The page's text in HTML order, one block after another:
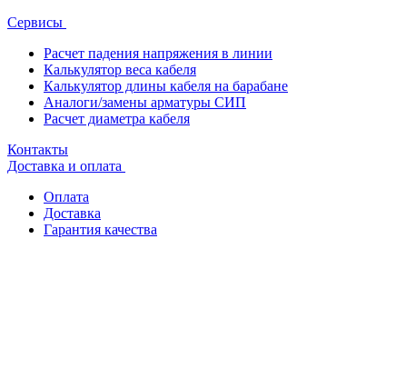
Сервисы
Расчет падения напряжения в линии
Калькулятор веса кабеля
Калькулятор длины кабеля на барабане
Аналоги/замены арматуры СИП
Расчет диаметра кабеля
Контакты
Доставка и оплата
Оплата
Доставка
Гарантия качества